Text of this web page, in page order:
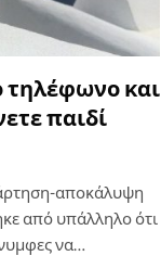
και
παιδί
αποκάλυψη
από υπάλληλο ότι
να…